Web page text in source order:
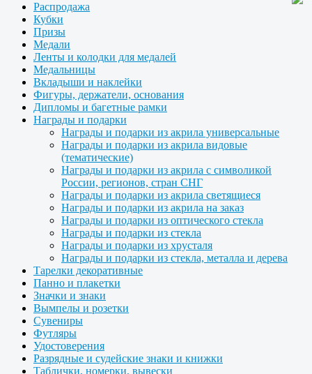
Распродажа
Кубки
Призы
Медали
Ленты и колодки для медалей
Медальницы
Вкладыши и наклейки
Фигуры, держатели, основания
Дипломы и багетные рамки
Награды и подарки
Награды и подарки из акрила универсальные
Награды и подарки из акрила видовые
(тематические)
Награды и подарки из акрила с символикой
России, регионов, стран СНГ
Награды и подарки из акрила светящиеся
Награды и подарки из акрила на заказ
Награды и подарки из оптического стекла
Награды и подарки из стекла
Награды и подарки из хрусталя
Награды и подарки из стекла, металла и дерева
Тарелки декоративные
Панно и плакетки
Значки и знаки
Вымпелы и розетки
Сувениры
Футляры
Удостоверения
Разрядные и судейские знаки и книжки
Таблички, номерки, вывески